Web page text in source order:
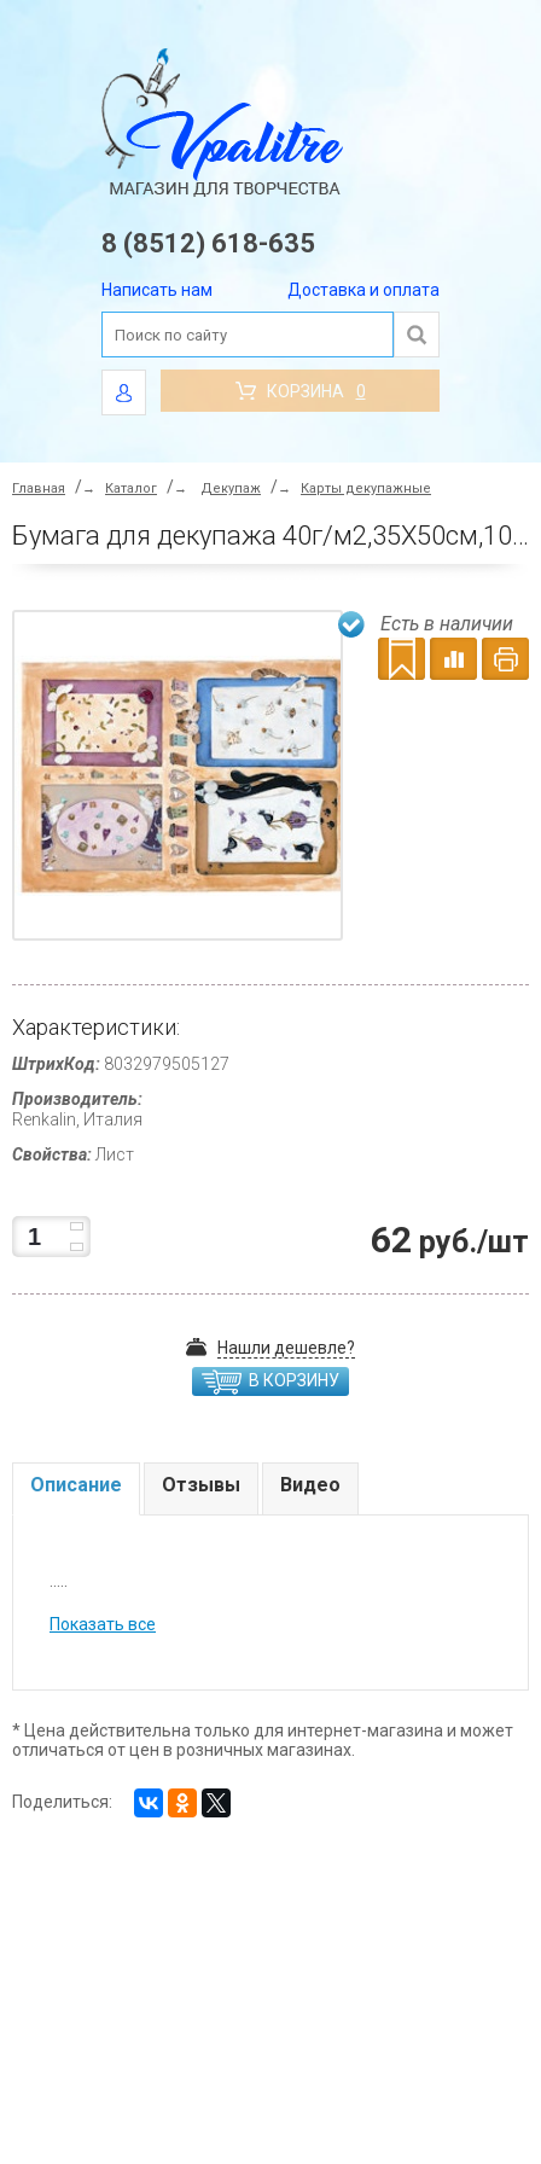
8 (8512) 618-635
Написать нам Доставка и оплата
КОРЗИНА 0
Главная → Каталог → Декупаж → Карты декупажные
Бумага для декупажа 40г/м2,35X50см,10л/уп, Детские рамки
Есть в наличии
Характеристики:
ШтрихКод: 8032979505127
Производитель:
Renkalin, Италия
Свойства: Лист
62 руб./шт
Нашли дешевле?
В КОРЗИНУ
Описание Отзывы Видео
Показать все
* Цена действительна только для интернет-магазина и может
отличаться от цен в розничных магазинах.
Поделиться: